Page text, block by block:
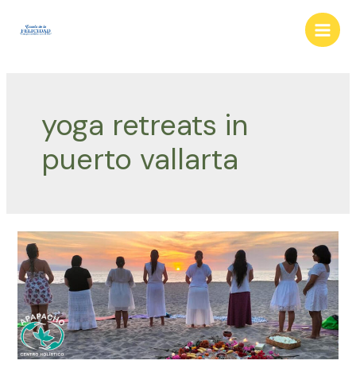
Main
yoga retreats in
puerto vallarta